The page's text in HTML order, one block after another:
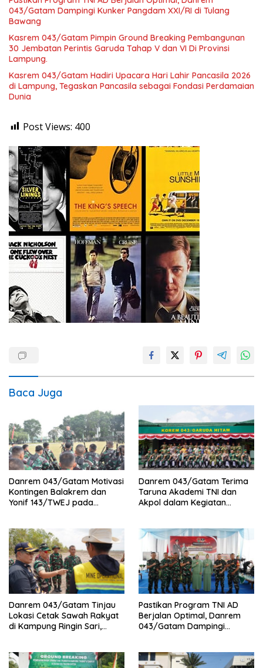
043/Gatam Dampingi Kunker Pangdam XXI/RI di Tulang
Bawang
Kasrem 043/Gatam Pimpin Ground Breaking Pembangunan
30 Jembatan Perintis Garuda Tahap V dan VI Di Provinsi
Lampung.
Kasrem 043/Gatam Hadiri Upacara Hari Lahir Pancasila 2026
di Lampung, Tegaskan Pancasila sebagai Fondasi Perdamaian
Dunia
Post Views: 400
Baca Juga
Danrem 043/Gatam Motivasi
Kontingen Balakrem dan
Yonif 143/TWEJ pada
Danrem 043/Gatam Terima
Taruna Akademi TNI dan
Akpol dalam Kegiatan
Danrem 043/Gatam Tinjau
Lokasi Cetak Sawah Rakyat
di Kampung Ringin Sari,
Pastikan Program TNI AD
Berjalan Optimal, Danrem
043/Gatam Dampingi